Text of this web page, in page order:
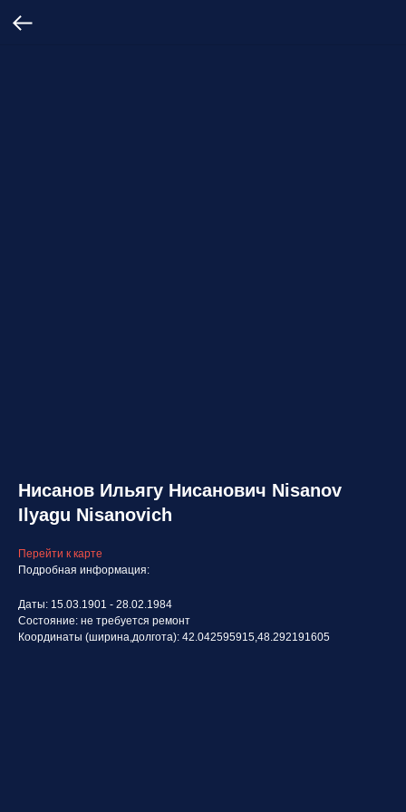
Нисанов Ильягу Нисанович Nisanov
Ilyagu Nisanovich
Перейти к карте
Подробная информация:
Даты: 15.03.1901 - 28.02.1984
Состояние: не требуется ремонт
Координаты (ширина,долгота): 42.042595915,48.292191605